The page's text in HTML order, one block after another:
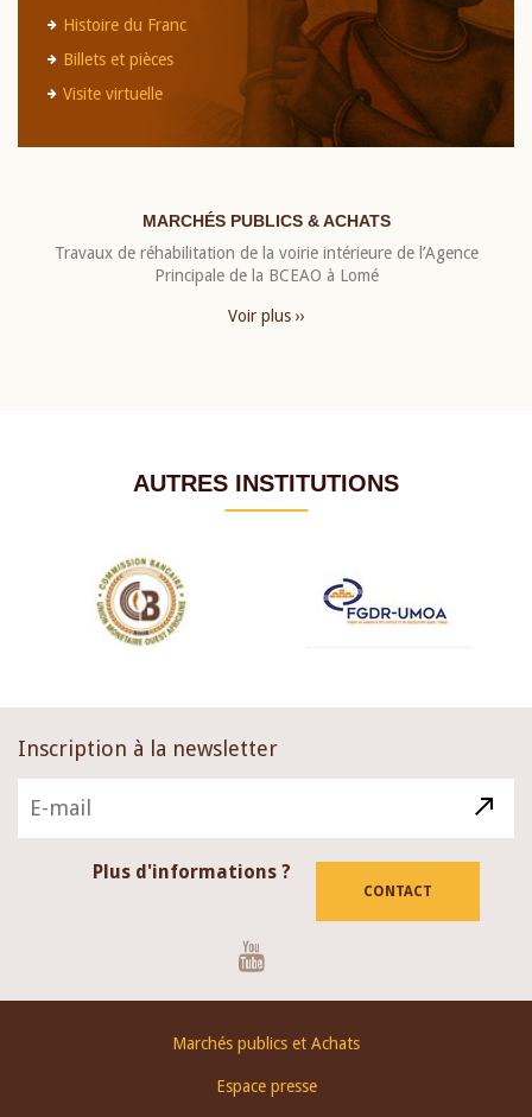
Histoire du Franc
Billets et pièces
Visite virtuelle
MARCHÉS PUBLICS & ACHATS
Travaux de réhabilitation de la voirie intérieure de l’Agence
Principale de la BCEAO à Lomé
Voir plus ››
AUTRES INSTITUTIONS
Inscription à la newsletter
Plus d'informations ?
CONTACT
Marchés publics et Achats
Espace presse